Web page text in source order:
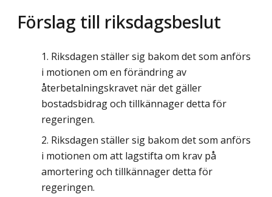
Förslag till riksdagsbeslut
Riksdagen ställer sig bakom det som anförs
i motionen om en förändring av
återbetalningskravet när det gäller
bostadsbidrag och tillkännager detta för
regeringen.
Riksdagen ställer sig bakom det som anförs
i motionen om att lagstifta om krav på
amortering och tillkännager detta för
regeringen.